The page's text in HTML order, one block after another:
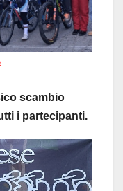
scambio
i partecipanti.